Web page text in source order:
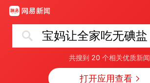
共搜到 20 个相关优质新闻
打开应用查看